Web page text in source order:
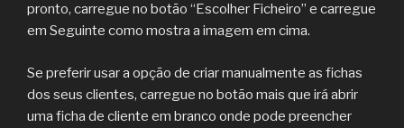
pronto, carregue no botão “Escolher Ficheiro” e carregue
em Seguinte como mostra a imagem em cima.
Se preferir usar a opção de criar manualmente as fichas
dos seus clientes, carregue no botão mais que irá abrir
uma ficha de cliente em branco onde pode preencher